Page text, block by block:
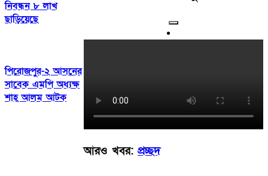
নিবন্ধন ৮ লাখ
ছাড়িয়েছে
পিরোজপুর-২ আসনের
সাবেক এমপি অধ্যক্ষ
শাহ্ আলম আটক
আরও খবর: প্রচ্ছদ